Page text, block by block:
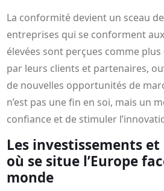
La conformité devient un sceau
entreprises qui se conforment
élevées sont perçues comme
par leurs clients et partenaires,
de nouvelles opportunités de
n’est pas une fin en soi, mais un
confiance et de stimuler
Les investissements
où se situe l’Europe
monde